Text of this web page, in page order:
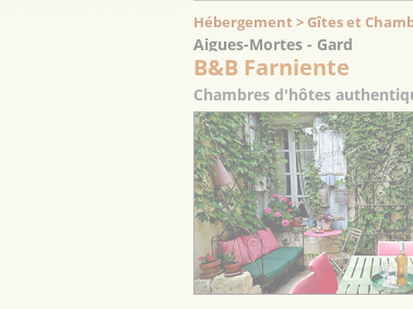
Hébergement > Gîtes et
Aigues-Mortes - Gard
B&B Farniente
Chambres d'hôtes